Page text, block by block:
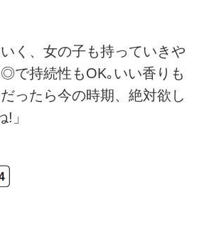
いく、女の子も持っていきや
で持続性もOK｡いい香りも
ったら今の時期、絶対欲し
」